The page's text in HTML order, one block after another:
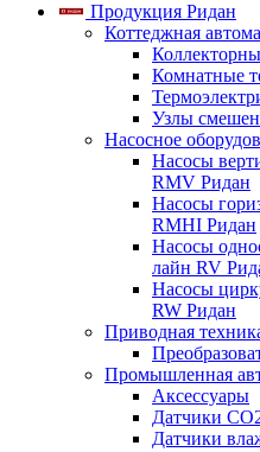
Продукция Ридан
Коттеджная
Комнатные
Узлы
Насосное
Насосы
RMV Ридан
Насосы
RMHI Ридан
Насосы
лайн RV
Насосы
RW Ридан
Приводная
Промышленная
Аксессуары
Датчики
Датчики